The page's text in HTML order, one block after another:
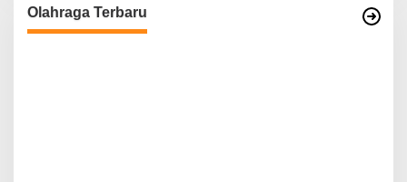
Olahraga Terbaru